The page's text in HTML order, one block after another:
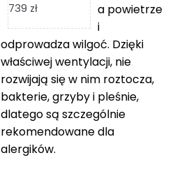
739 złZakres
od
3
360 zł
do
8
739 zł
a powietrze
i
odprowadza wilgoć. Dzięki
właściwej wentylacji, nie
rozwijają się w nim roztocza,
bakterie, grzyby i pleśnie,
dlatego są szczególnie
rekomendowane dla
alergików.